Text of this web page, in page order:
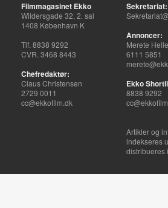
Filmmagasinet Ekko
Wildersgade 32, 2. sal
1408 København K
Tlf. 8838 9292
CVR. 3468 8443
Chefredaktør:
Claus Christensen
2729 0011
cc@ekkofilm.dk
Sekretariat:
Annoncer:
Merete
6111 5851
Ekko
8838 9292
Artikler og
indekseres
distribueres